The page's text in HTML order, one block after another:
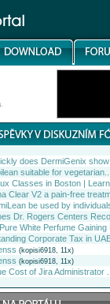
does DermiGenix
suitable for
Classes in Boston |
Clear V2 a pain-free
be used by
Dr. Rogers Centers
White Perfume Gaining
Corporate Tax in
(kopisi6918, 11x)
(kopisi6918, 11x)
Cost of Jira Administrator